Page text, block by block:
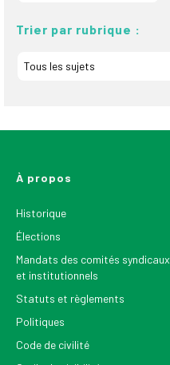
Trier par rubrique :
À propos
Historique
Élections
Mandats des comités syndicaux
et institutionnels
Statuts et règlements
Politiques
Code de civilité